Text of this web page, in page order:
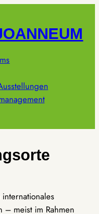
– meist im Rahmen